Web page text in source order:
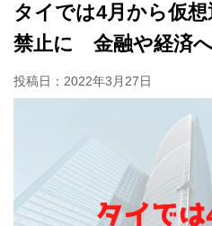
タイでは4月から仮
禁止に 金融や経済
投稿日： 2022年3月27日